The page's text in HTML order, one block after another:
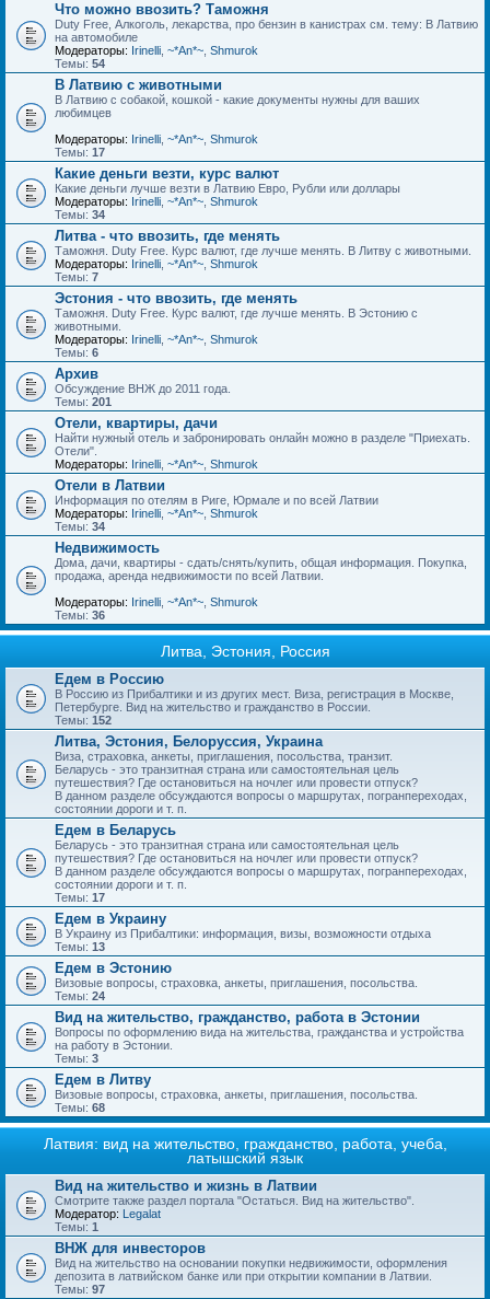
Что можно ввозить? Таможня
Duty Free, Алкоголь, лекарства, про бензин в канистрах см. тему: В Латвию
на автомобиле
Модераторы: Irinelli ~*An*~ Shmurok
Темы: 54
В Латвию с животными
В Латвию с собакой, кошкой - какие документы нужны для ваших
любимцев
Модераторы: Irinelli ~*An*~ Shmurok
Темы: 17
Какие деньги везти, курс валют
Какие деньги лучше везти в Латвию Евро, Рубли или доллары
Модераторы: Irinelli ~*An*~ Shmurok
Темы: 34
Литва - что ввозить, где менять
Таможня. Duty Free. Курс валют, где лучше менять. В Литву с животными.
Модераторы: Irinelli ~*An*~ Shmurok
Темы: 7
Эстония - что ввозить, где менять
Таможня. Duty Free. Курс валют, где лучше менять. В Эстонию с
животными.
Модераторы: Irinelli ~*An*~ Shmurok
Темы: 6
Архив
Обсуждение ВНЖ до 2011 года.
Темы: 201
Отели, квартиры, дачи
Найти нужный отель и забронировать онлайн можно в разделе "Приехать.
Отели".
Модераторы: Irinelli ~*An*~ Shmurok
Отели в Латвии
Информация по отелям в Риге, Юрмале и по всей Латвии
Модераторы: Irinelli ~*An*~ Shmurok
Темы: 34
Недвижимость
Дома, дачи, квартиры - сдать/снять/купить, общая информация. Покупка,
продажа, аренда недвижимости по всей Латвии.
Модераторы: Irinelli ~*An*~ Shmurok
Темы: 36
Литва, Эстония, Россия
Едем в Россию
В Россию из Прибалтики и из других мест. Виза, регистрация в Москве,
Петербурге. Вид на жительство и гражданство в России.
Темы: 152
Литва, Эстония, Белоруссия, Украина
Виза, страховка, анкеты, приглашения, посольства, транзит.
Беларусь - это транзитная страна или самостоятельная цель
путешествия? Где остановиться на ночлег или провести отпуск?
В данном разделе обсуждаются вопросы о маршрутах, погранпереходах,
состоянии дороги и т. п.
Едем в Беларусь
Беларусь - это транзитная страна или самостоятельная цель
путешествия? Где остановиться на ночлег или провести отпуск?
В данном разделе обсуждаются вопросы о маршрутах, погранпереходах,
состоянии дороги и т. п.
Темы: 17
Едем в Украину
В Украину из Прибалтики: информация, визы, возможности отдыха
Темы: 13
Едем в Эстонию
Визовые вопросы, страховка, анкеты, приглашения, посольства.
Темы: 24
Вид на жительство, гражданство, работа в Эстонии
Вопросы по оформлению вида на жительства, гражданства и устройства
на работу в Эстонии.
Темы: 3
Едем в Литву
Визовые вопросы, страховка, анкеты, приглашения, посольства.
Темы: 68
Латвия: вид на жительство, гражданство, работа, учеба,
латышский язык
Вид на жительство и жизнь в Латвии
Смотрите также раздел портала "Остаться. Вид на жительство".
Модератор:
Legalat
Темы: 1
ВНЖ для инвесторов
Вид на жительство на основании покупки недвижимости, оформления
депозита в латвийском банке или при открытии компании в Латвии.
Темы: 97